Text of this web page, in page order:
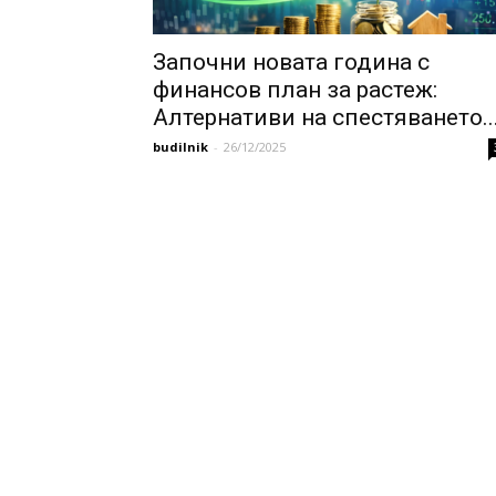
Започни новата година с
финансов план за растеж:
Алтернативи на
budilnik - 26/12/2025